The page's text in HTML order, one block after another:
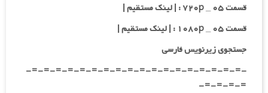
قسمت ۰۵ _ ۷۲۰p : | لینک مستقیم |
قسمت ۰۵ _ ۱۰۸۰p : | لینک مستقیم |
جستجوی زیرنویس فارسی
-=-=-=-=-=-=-=-=-=-=-=-=-=-=-=-=-=-=-
=-=-=-=-